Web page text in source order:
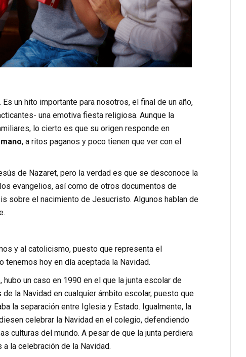
un hito importante para nosotros, el final de un año,
una emotiva fiesta religiosa. Aunque la
lo cierto es que su origen responde en
, a ritos paganos y poco tienen que ver con el
de Nazaret, pero la verdad es que se desconoce la
evangelios, así como de otros documentos de
sobre el nacimiento de Jesucristo. Algunos hablan de
y al catolicismo, puesto que representa el
tenemos hoy en día aceptada la Navidad.
un caso en 1990 en el que la junta escolar de
la Navidad en cualquier ámbito escolar, puesto que
la separación entre Iglesia y Estado. Igualmente, la
celebrar la Navidad en el colegio, defendiendo
culturas del mundo. A pesar de que la junta perdiera
la celebración de la Navidad.